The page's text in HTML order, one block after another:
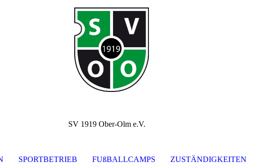
SV 1919 Ober-Olm e.V.
SPORTBETRIEB FUßBALLCAMPS ZUSTÄNDIGKEITEN